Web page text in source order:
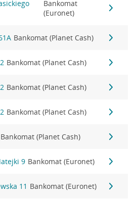
Bankomat
(Euronet)
Bankomat (Planet Cash)
Bankomat (Planet Cash)
Bankomat (Planet Cash)
Bankomat (Planet Cash)
Bankomat (Planet Cash)
9 Bankomat (Euronet)
11 Bankomat (Euronet)